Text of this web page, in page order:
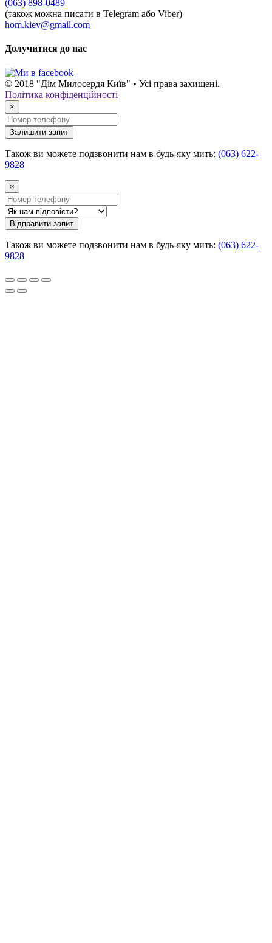
(063) 898-0489
(також можна писати в Telegram або Viber)
hom.kiev@gmail.com
Долучитися до нас
© 2018 "Дім Милосердя Київ" • Усі права захищені.
Політика конфіденційності
×
Залишити запит
Також ви можете подзвонити нам в будь-яку мить: (063) 622-
9828
×
Відправити запит
Також ви можете подзвонити нам в будь-яку мить: (063) 622-
9828